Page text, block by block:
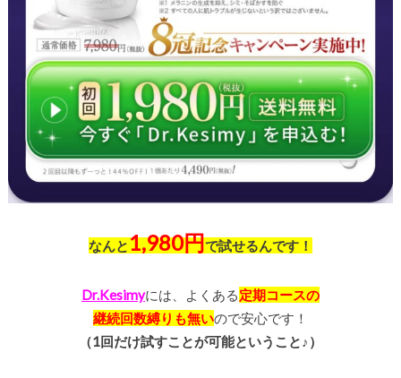
なんと1,980円で試せるんです！
Dr.Kesimyには、よくある定期コースの
継続回数縛りも無いので安心です！
（1回だけ試すことが可能ということ♪）